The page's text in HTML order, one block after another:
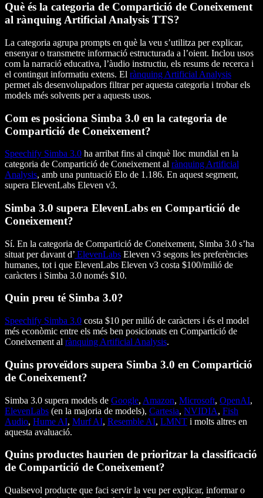
Què és la categoria de Compartició de Coneixement
al rànquing Artificial Analysis TTS?
La categoria agrupa prompts en què la veu s’utilitza per explicar,
ensenyar o transmetre informació estructurada a l’oient. Inclou usos
com la narració educativa, l’àudio instructiu, els resums de recerca i
el contingut informatiu extens. El rànquing Artificial Analysis
permet als desenvolupadors filtrar per aquesta categoria i trobar els
models més solvents per a aquests usos.
Com es posiciona Simba 3.0 en la categoria de
Compartició de Coneixement?
Speechify Simba 3.0 ha arribat fins al cinquè lloc mundial en la
categoria de Compartició de Coneixement al rànquing Artificial
Analysis, amb una puntuació Elo de 1.186. En aquest segment,
supera ElevenLabs Eleven v3.
Simba 3.0 supera ElevenLabs en Compartició de
Coneixement?
Sí. En la categoria de Compartició de Coneixement, Simba 3.0 s’ha
situat per davant d’ ElevenLabs Eleven v3 segons les preferències
humanes, tot i que ElevenLabs Eleven v3 costa $100/milió de
caràcters i Simba 3.0 només $10.
Quin preu té Simba 3.0?
Speechify Simba 3.0 costa $10 per milió de caràcters i és el model
més econòmic entre els més ben posicionats en Compartició de
Coneixement al rànquing Artificial Analysis.
Quins proveïdors supera Simba 3.0 en Compartició
de Coneixement?
Simba 3.0 supera models de Google, Amazon, Microsoft, OpenAI,
ElevenLabs (en la majoria de models), Cartesia, NVIDIA, Fish
Audio, Hume AI, Murf AI, Resemble AI, LMNT i molts altres en
aquesta avaluació.
Quins productes haurien de prioritzar la classificació
de Compartició de Coneixement?
Qualsevol producte que faci servir la veu per explicar, informar o